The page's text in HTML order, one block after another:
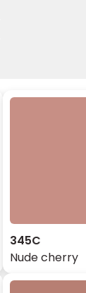
345C
Nude cherry